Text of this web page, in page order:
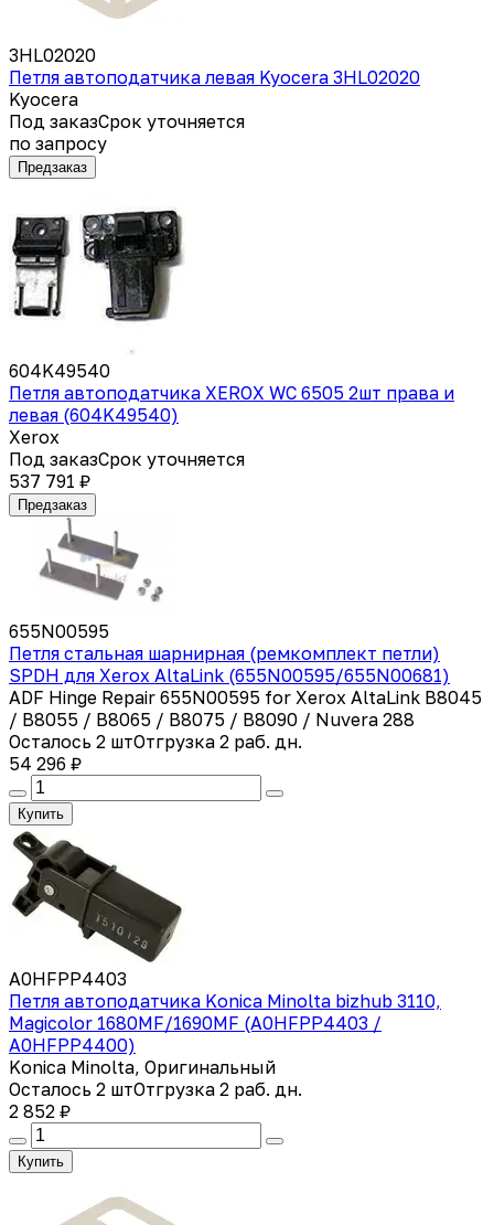
3HL02020
Петля автоподатчика левая Kyocera 3HL02020
Kyocera
Под заказСрок уточняется
по запросу
Предзаказ
604K49540
Петля автоподатчика XEROX WC 6505 2шт права и
левая (604K49540)
Xerox
Под заказСрок уточняется
537 791 ₽
Предзаказ
655N00595
Петля стальная шарнирная (ремкомплект петли)
SPDH для Xerox AltaLink (655N00595/655N00681)
ADF Hinge Repair 655N00595 for Xerox AltaLink B8045
/ B8055 / B8065 / B8075 / B8090 / Nuvera 288
Осталось 2 штОтгрузка 2 раб. дн.
54 296 ₽
Купить
A0HFPP4403
Петля автоподатчика Konica Minolta bizhub 3110,
Magicolor 1680MF/1690MF (A0HFPP4403 /
A0HFPP4400)
Konica Minolta, Оригинальный
Осталось 2 штОтгрузка 2 раб. дн.
2 852 ₽
Купить